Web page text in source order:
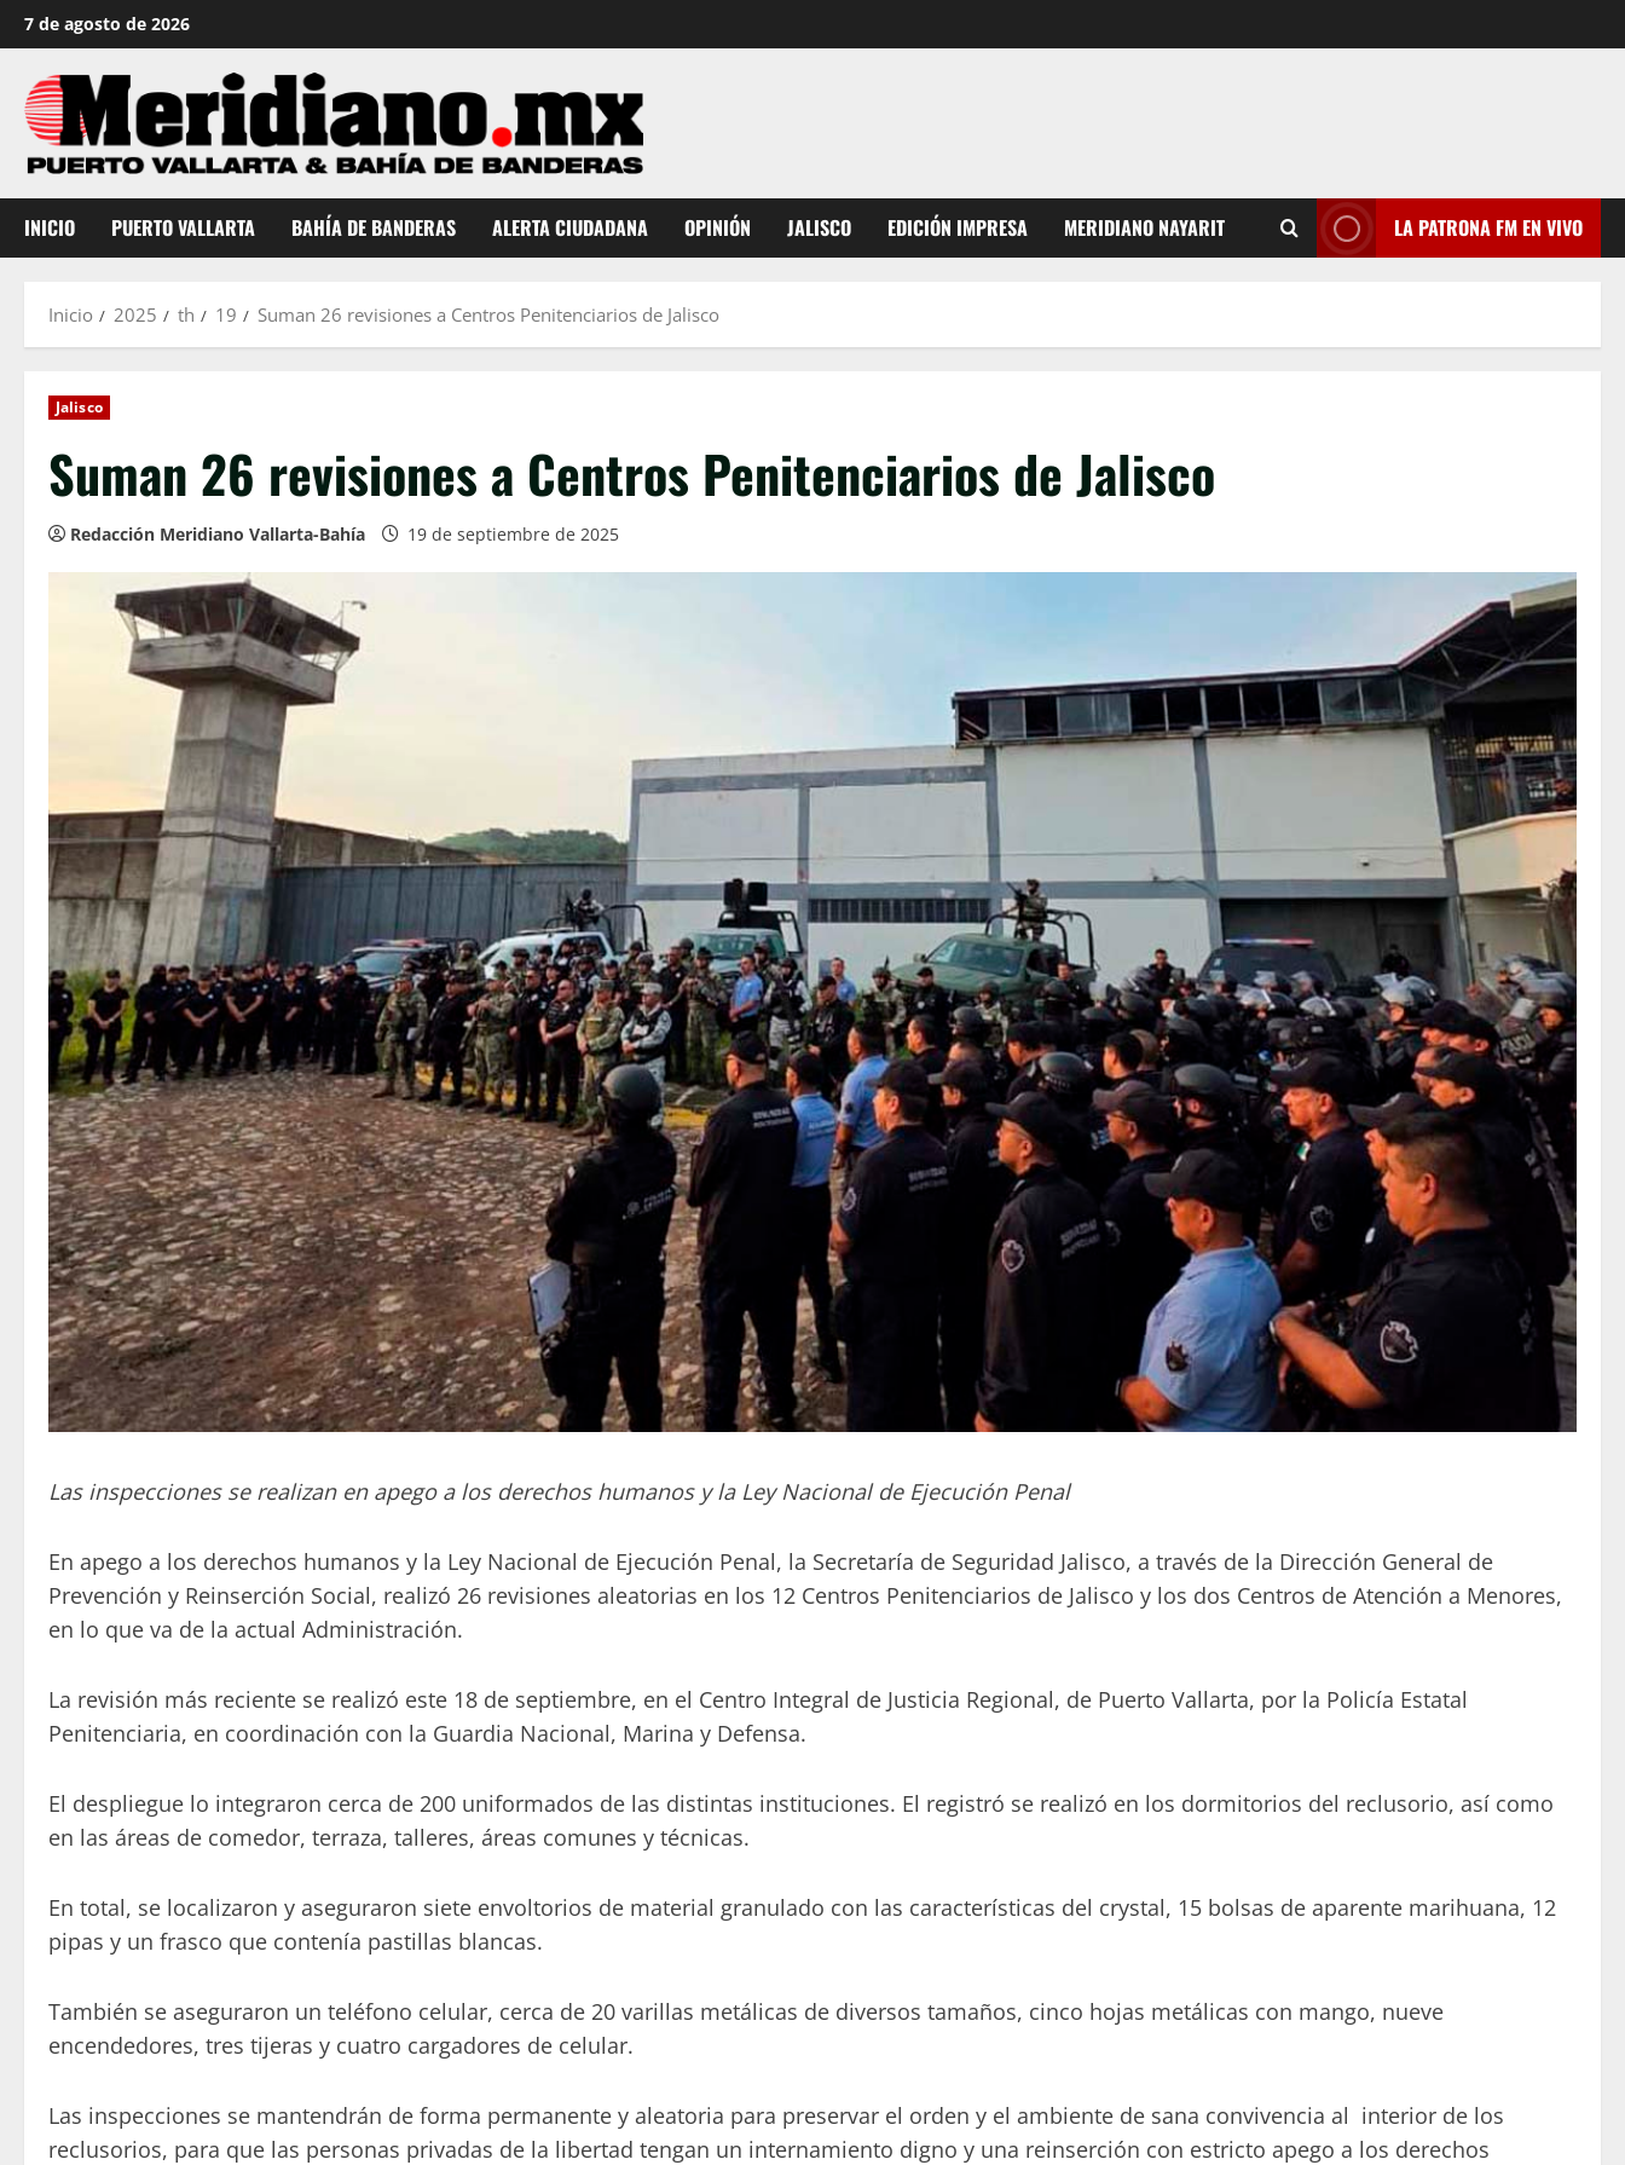
Saltar
al
contenido
7 de agosto de 2026
INICIO PUERTO VALLARTA BAHÍA DE BANDERAS ALERTA CIUDADANA OPINIÓN JALISCO EDICIÓN IMPRESA MERIDIANO NAYARIT LA PATRONA FM EN VIVO
Inicio 2025 th 19 Suman 26 revisiones a Centros Penitenciarios de Jalisco
Jalisco
Suman 26 revisiones a Centros Penitenciarios de Jalisco
Redacción Meridiano Vallarta-Bahía 19 de septiembre de 2025
Las inspecciones se realizan en apego a los derechos humanos y la Ley Nacional de Ejecución Penal
En apego a los derechos humanos y la Ley Nacional de Ejecución Penal, la Secretaría de Seguridad Jalisco, a través de la Dirección General de
Prevención y Reinserción Social, realizó 26 revisiones aleatorias en los 12 Centros Penitenciarios de Jalisco y los dos Centros de Atención a Menores,
en lo que va de la actual Administración.
La revisión más reciente se realizó este 18 de septiembre, en el Centro Integral de Justicia Regional, de Puerto Vallarta, por la Policía Estatal
Penitenciaria, en coordinación con la Guardia Nacional, Marina y Defensa.
El despliegue lo integraron cerca de 200 uniformados de las distintas instituciones. El registró se realizó en los dormitorios del reclusorio, así como
en las áreas de comedor, terraza, talleres, áreas comunes y técnicas.
En total, se localizaron y aseguraron siete envoltorios de material granulado con las características del crystal, 15 bolsas de aparente marihuana, 12
pipas y un frasco que contenía pastillas blancas.
También se aseguraron un teléfono celular, cerca de 20 varillas metálicas de diversos tamaños, cinco hojas metálicas con mango, nueve
encendedores, tres tijeras y cuatro cargadores de celular.
Las inspecciones se mantendrán de forma permanente y aleatoria para preservar el orden y el ambiente de sana convivencia al interior de los
reclusorios, para que las personas privadas de la libertad tengan un internamiento digno y una reinserción con estricto apego a los derechos